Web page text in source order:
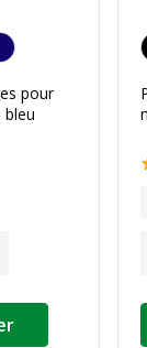
pour